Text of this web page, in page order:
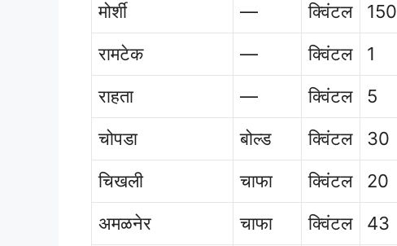
मोर्शी
— क्विंटल 150
रामटेक
— क्विंटल 1
राहता
— क्विंटल 5
चोपडा
बोल्ड क्विंटल 30
चिखली
चाफा क्विंटल 20
अमळनेर
चाफा क्विंटल 43